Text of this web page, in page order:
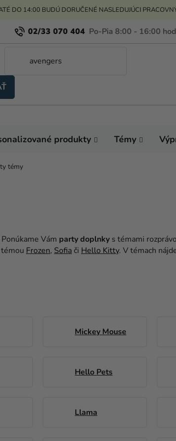
DO 14:00 BUDÚ DORUČENÉ NASLEDUJÚCI
02/33 070 404
produkty Témy
témy
Vám party doplnky s témami
Frozen, Sofia či Hello Kitty. V témach
Mickey Mouse
Hello Pets
Llama